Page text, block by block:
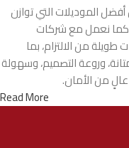
الموديلات التي توازن
كما نعمل مع شركات
طويلة من الالتزام، بما
وروعة التصميم، وسهولة
من الأمان.
Read More